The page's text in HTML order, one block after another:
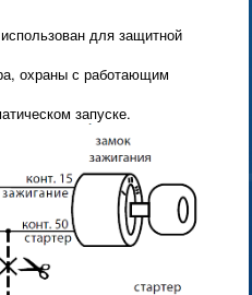
для защитной
охраны с работающим
запуске.